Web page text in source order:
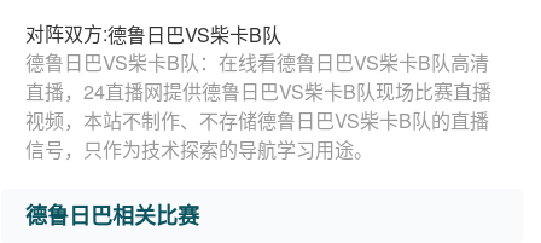
对阵双方:德鲁日巴VS柴卡B队
德鲁日巴VS柴卡B队：在线看德鲁日巴VS柴卡B队高清
直播，24直播网提供德鲁日巴VS柴卡B队现场比赛直播
视频，本站不制作、不存储德鲁日巴VS柴卡B队的直播
信号，只作为技术探索的导航学习用途。
德鲁日巴相关比赛